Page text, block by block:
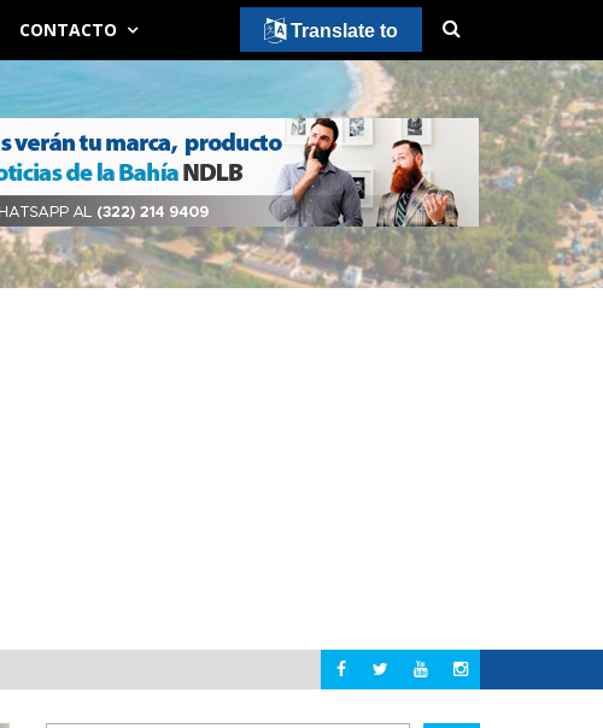
CONTACTO
NAYARIT IMPULSA DIF
Translate to